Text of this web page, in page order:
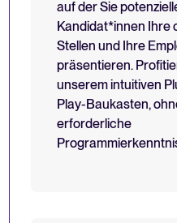
auf der Sie
Kandidat*innen Ihre
Stellen und Ihre
präsentieren.
unserem intuitiven
Play-Baukasten,
erforderliche